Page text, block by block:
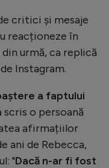
critici și mesaje
reacționeze în
urmă, ca replică
Instagram.
a faptului
scris o persoană
afirmațiilor
ani de Rebecca,
"Dacă n-ar fi fost